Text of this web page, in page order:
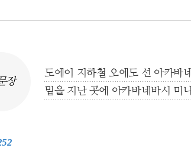
장
도에이 지하철 오에도 선 아카바
밑을 지난 곳에 아카바네바시 미